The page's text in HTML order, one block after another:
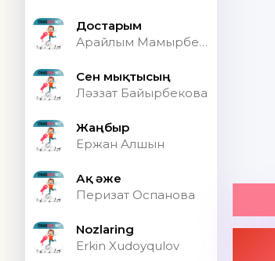
Достарым
Арайлым Мамырбекқызы
Сен мықтысың
Ләззат Байырбекова
Жаңбыр
Ержан Алшын
Ақ әже
Перизат Оспанова
Nozlaring
Erkin Xudoyqulov